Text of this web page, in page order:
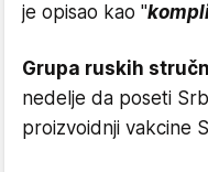
je opisao kao "
Grupa ruskih
nedelje da poseti
proizvoidnji vakcine